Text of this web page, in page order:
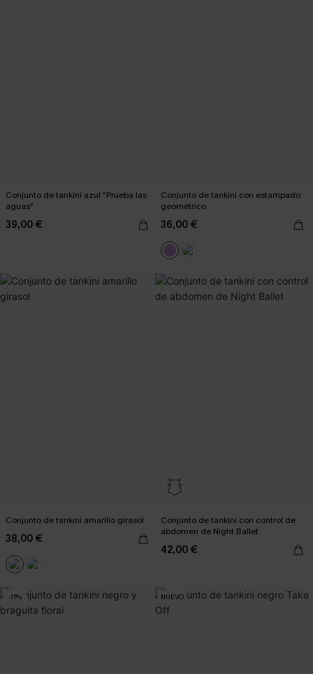
Conjunto de tankini azul "Prueba las
aguas"
39,00 €
Conjunto de tankini con estampado
geométrico
36,00 €
Conjunto de tankini amarillo girasol
38,00 €
Conjunto de tankini con control de
abdomen de Night Ballet
42,00 €
-11% NUEVO